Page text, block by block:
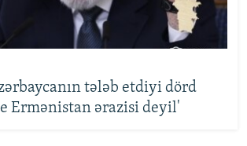
tələb etdiyi dörd
Ermənistan ərazisi deyil'